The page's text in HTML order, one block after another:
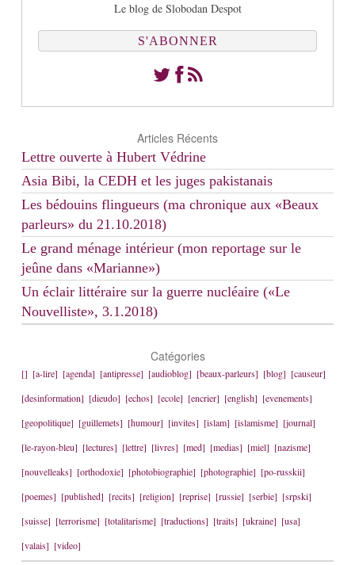
Le blog de Slobodan Despot
S'ABONNER
Articles Récents
Lettre ouverte à Hubert Védrine
Asia Bibi, la CEDH et les juges pakistanais
Les bédouins flingueurs (ma chronique aux «Beaux
parleurs» du 21.10.2018)
Le grand ménage intérieur (mon reportage sur le
jeûne dans «Marianne»)
Un éclair littéraire sur la guerre nucléaire («Le
Nouvelliste», 3.1.2018)
Catégories
[] [a-lire] [agenda] [antipresse] [audioblog] [beaux-parleurs] [blog] [causeur]
[desinformation] [dieudo] [echos] [ecole] [encrier] [english] [evenements]
[geopolitique] [guillemets] [humour] [invites] [islam] [islamisme] [journal]
[le-rayon-bleu] [lectures] [lettre] [livres] [med] [medias] [miel] [nazisme]
[nouvelleaks] [orthodoxie] [photobiographie] [photographie] [po-russkii]
[poemes] [published] [recits] [religion] [reprise] [russie] [serbie] [srpski]
[suisse] [terrorisme] [totalitarisme] [traductions] [traits] [ukraine] [usa]
[valais] [video]